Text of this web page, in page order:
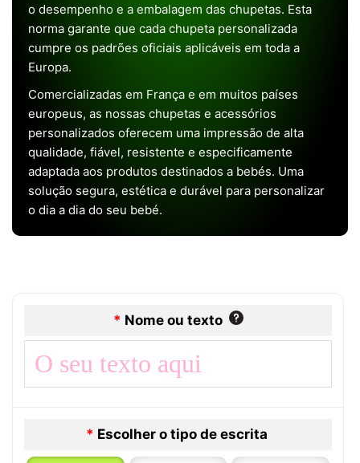
o desempenho e a embalagem das chupetas. Esta
norma garante que cada chupeta personalizada
cumpre os padrões oficiais aplicáveis em toda a
Europa.
Comercializadas em França e em muitos países
europeus, as nossas chupetas e acessórios
personalizados oferecem uma impressão de alta
qualidade, fiável, resistente e especificamente
adaptada aos produtos destinados a bebés. Uma
solução segura, estética e durável para personalizar
o dia a dia do seu bebé.
* Nome ou texto
* Escolher o tipo de escrita